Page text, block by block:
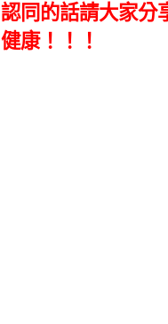
認同的話請大家分
健康！！！